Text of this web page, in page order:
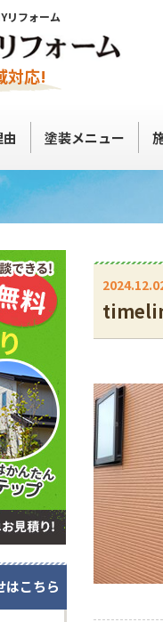
リフォーム
対応!
塗装メニュー
はこちら